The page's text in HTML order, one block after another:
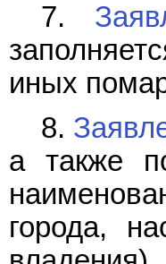
7.
иных
8.
а также
города,